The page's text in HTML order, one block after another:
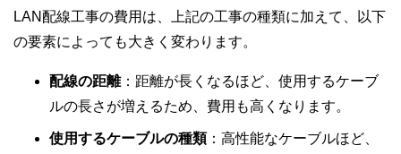
LAN配線工事の費用は、上記の工事の種類に加えて、以下
の要素によっても大きく変わります。
配線の距離：距離が長くなるほど、使用するケーブ
ルの長さが増えるため、費用も高くなります。
使用するケーブルの種類：高性能なケーブルほど、